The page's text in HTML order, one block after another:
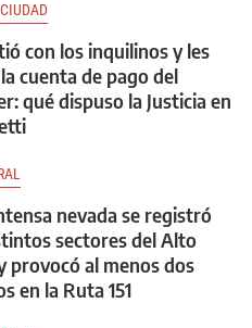
con los inquilinos y les
cuenta de pago del
qué dispuso la Justicia en
nevada se registró
sectores del Alto
provocó al menos dos
en la Ruta 151